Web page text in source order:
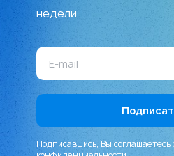
недели
Подписавшись, Вы соглашаетесь